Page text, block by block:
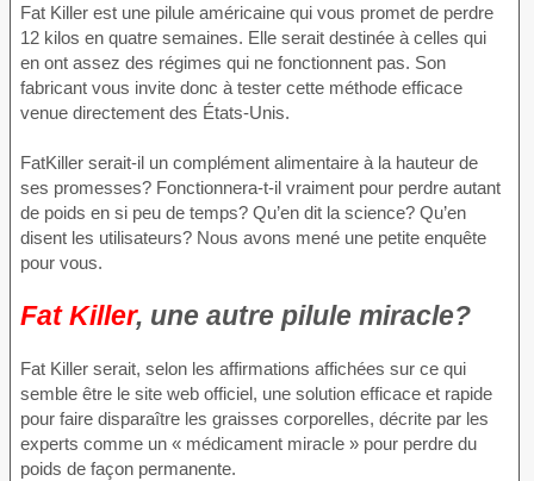
Fat Killer est une pilule américaine qui vous promet de perdre
12 kilos en quatre semaines. Elle serait destinée à celles qui
en ont assez des régimes qui ne fonctionnent pas. Son
fabricant vous invite donc à tester cette méthode efficace
venue directement des États-Unis.
FatKiller serait-il un complément alimentaire à la hauteur de
ses promesses? Fonctionnera-t-il vraiment pour perdre autant
de poids en si peu de temps? Qu’en dit la science? Qu’en
disent les utilisateurs? Nous avons mené une petite enquête
pour vous.
Fat Killer, une autre pilule miracle?
Fat Killer serait, selon les affirmations affichées sur ce qui
semble être le site web officiel, une solution efficace et rapide
pour faire disparaître les graisses corporelles, décrite par les
experts comme un « médicament miracle » pour perdre du
poids de façon permanente.